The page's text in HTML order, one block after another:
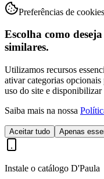
Preferências de cookies
Escolha como
similares.
Utilizamos recursos
ativar categorias
uso do site e
Saiba mais na nossa
Aceitar tudo Apenas
Instale o catálogo D'Paula